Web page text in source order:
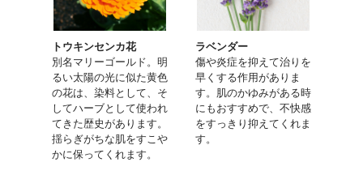
トウキンセンカ花
別名マリーゴールド。明
るい太陽の光に似た黄色
の花は、染料として、そ
してハーブとして使われ
てきた歴史があります。
揺らぎがちな肌をすこや
かに保ってくれます。
ラベンダー
傷や炎症を抑えて治りを
早くする作用がありま
す。肌のかゆみがある時
にもおすすめで、不快感
をすっきり抑えてくれま
す。